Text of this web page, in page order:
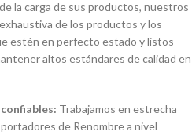
la carga de sus productos, nuestros
de los productos y los
estén en perfecto estado y listos
altos estándares de calidad en
Trabajamos en estrecha
de Renombre a nivel